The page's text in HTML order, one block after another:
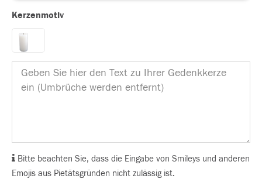
Kerzenmotiv
Bitte beachten Sie, dass die Eingabe von Smileys und anderen
Emojis aus Pietätsgründen nicht zulässig ist.